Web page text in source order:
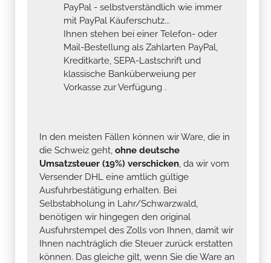
PayPal - selbstverständlich wie immer
mit PayPal Käuferschutz...
Ihnen stehen bei einer Telefon- oder
Mail-Bestellung als Zahlarten PayPal,
Kreditkarte, SEPA-Lastschrift und
klassische Banküberweiung per
Vorkasse zur Verfügung .
In den meisten Fällen können wir Ware, die in
die Schweiz geht, ohne deutsche
Umsatzsteuer (19%) verschicken, da wir vom
Versender DHL eine amtlich gültige
Ausfuhrbestätigung erhalten. Bei
Selbstabholung in Lahr/Schwarzwald,
benötigen wir hingegen den original
Ausfuhrstempel des Zolls von Ihnen, damit wir
Ihnen nachträglich die Steuer zurück erstatten
können. Das gleiche gilt, wenn Sie die Ware an